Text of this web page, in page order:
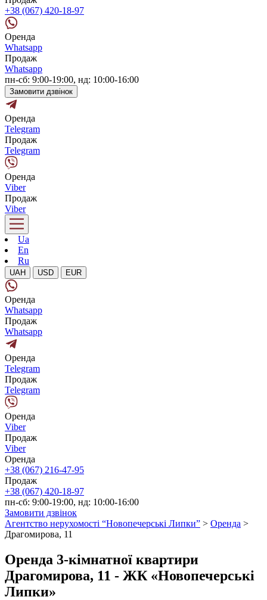
+38 (067) 420-18-97
Оренда
Whatsapp
Продаж
Whatsapp
пн-сб: 9:00-19:00, нд: 10:00-16:00
Замовити дзвінок
Оренда
Telegram
Продаж
Telegram
Оренда
Viber
Продаж
Viber
Ua
En
Ru
UAH USD EUR
Оренда
Whatsapp
Продаж
Whatsapp
Оренда
Telegram
Продаж
Telegram
Оренда
Viber
Продаж
Viber
Оренда
+38 (067) 216-47-95
Продаж
+38 (067) 420-18-97
пн-сб: 9:00-19:00, нд: 10:00-16:00
Замовити дзвінок
Агентство нерухомості “Новопечерські Липки” > Оренда >
Драгомирова, 11
Оренда 3-кімнатної квартири
Драгомирова, 11 - ЖК «Новопечерські
Липки»